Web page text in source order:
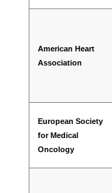
American Heart
Association
European Society
for Medical
Oncology